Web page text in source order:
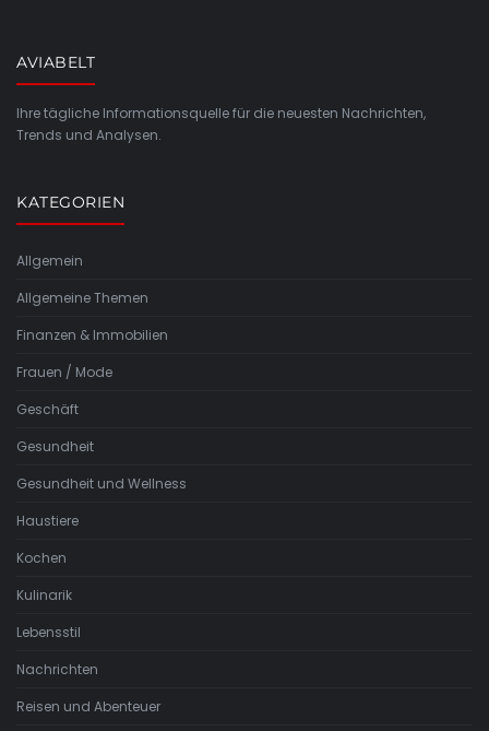
AVIABELT
Ihre tägliche Informationsquelle für die neuesten Nachrichten,
Trends und Analysen.
KATEGORIEN
Allgemein
Allgemeine Themen
Finanzen & Immobilien
Frauen / Mode
Geschäft
Gesundheit
Gesundheit und Wellness
Haustiere
Kochen
Kulinarik
Lebensstil
Nachrichten
Reisen und Abenteuer